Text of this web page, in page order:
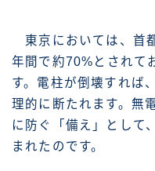
東京においては、首
年間で約70%とされて
す。電柱が倒壊すれば
理的に断たれます。無
に防ぐ「備え」として
まれたのです。